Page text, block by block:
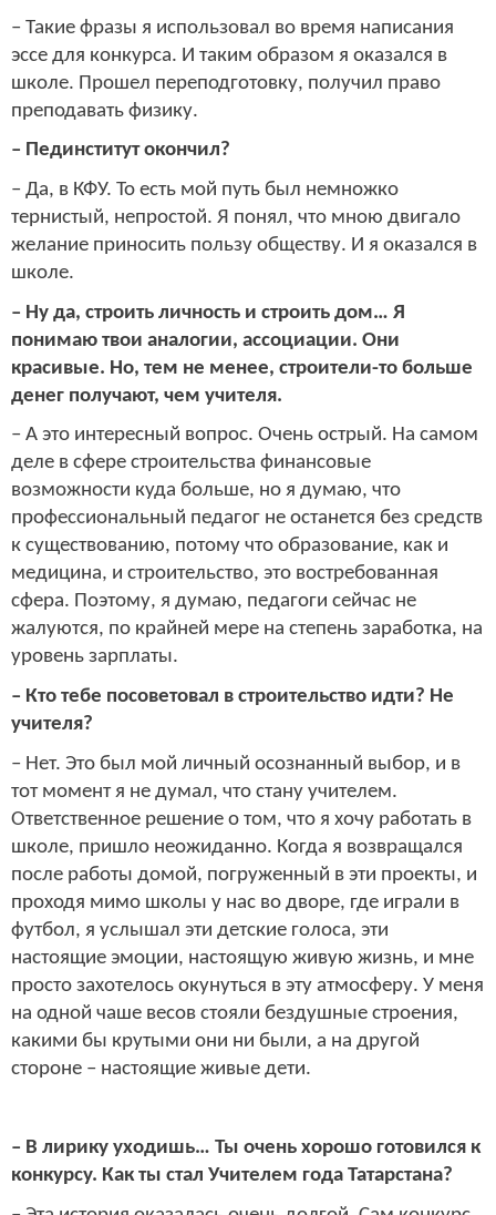
– Такие фразы я использовал во время написания
эссе для конкурса. И таким образом я оказался в
школе. Прошел переподготовку, получил право
преподавать физику.
– Пединститут окончил?
– Да, в КФУ. То есть мой путь был немножко
тернистый, непростой. Я понял, что мною двигало
желание приносить пользу обществу. И я оказался в
школе.
– Ну да, строить личность и строить дом… Я
понимаю твои аналогии, ассоциации. Они
красивые. Но, тем не менее, строители-то больше
денег получают, чем учителя.
– А это интересный вопрос. Очень острый. На самом
деле в сфере строительства финансовые
возможности куда больше, но я думаю, что
профессиональный педагог не останется без средств
к существованию, потому что образование, как и
медицина, и строительство, это востребованная
сфера. Поэтому, я думаю, педагоги сейчас не
жалуются, по крайней мере на степень заработка, на
уровень зарплаты.
– Кто тебе посоветовал в строительство идти? Не
учителя?
– Нет. Это был мой личный осознанный выбор, и в
тот момент я не думал, что стану учителем.
Ответственное решение о том, что я хочу работать в
школе, пришло неожиданно. Когда я возвращался
после работы домой, погруженный в эти проекты, и
проходя мимо школы у нас во дворе, где играли в
футбол, я услышал эти детские голоса, эти
настоящие эмоции, настоящую живую жизнь, и мне
просто захотелось окунуться в эту атмосферу. У меня
на одной чаше весов стояли бездушные строения,
какими бы крутыми они ни были, а на другой
стороне – настоящие живые дети.
– В лирику уходишь… Ты очень хорошо готовился к
конкурсу. Как ты стал Учителем года Татарстана?